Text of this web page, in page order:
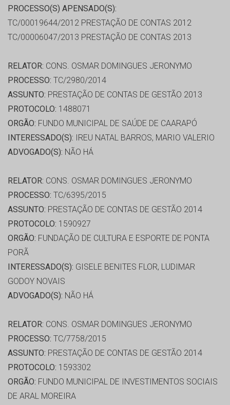
PROCESSO(S) APENSADO(S):
TC/00019644/2012 PRESTAÇÃO DE CONTAS 2012
TC/00006047/2013 PRESTAÇÃO DE CONTAS 2013
RELATOR: CONS. OSMAR DOMINGUES JERONYMO
PROCESSO: TC/2980/2014
ASSUNTO: PRESTAÇÃO DE CONTAS DE GESTÃO 2013
PROTOCOLO: 1488071
ORGÃO: FUNDO MUNICIPAL DE SAÚDE DE CAARAPÓ
INTERESSADO(S): IREU NATAL BARROS, MARIO VALERIO
ADVOGADO(S): NÃO HÁ
RELATOR: CONS. OSMAR DOMINGUES JERONYMO
PROCESSO: TC/6395/2015
ASSUNTO: PRESTAÇÃO DE CONTAS DE GESTÃO 2014
PROTOCOLO: 1590927
ORGÃO: FUNDAÇÃO DE CULTURA E ESPORTE DE PONTA
PORÃ
INTERESSADO(S): GISELE BENITES FLOR, LUDIMAR
GODOY NOVAIS
ADVOGADO(S): NÃO HÁ
RELATOR: CONS. OSMAR DOMINGUES JERONYMO
PROCESSO: TC/7758/2015
ASSUNTO: PRESTAÇÃO DE CONTAS DE GESTÃO 2014
PROTOCOLO: 1593302
ORGÃO: FUNDO MUNICIPAL DE INVESTIMENTOS SOCIAIS
DE ARAL MOREIRA